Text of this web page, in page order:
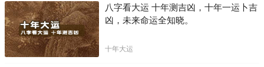
八字看大运 十年测吉凶，十年一运卜吉
凶，未来命运全知晓。
十年大运